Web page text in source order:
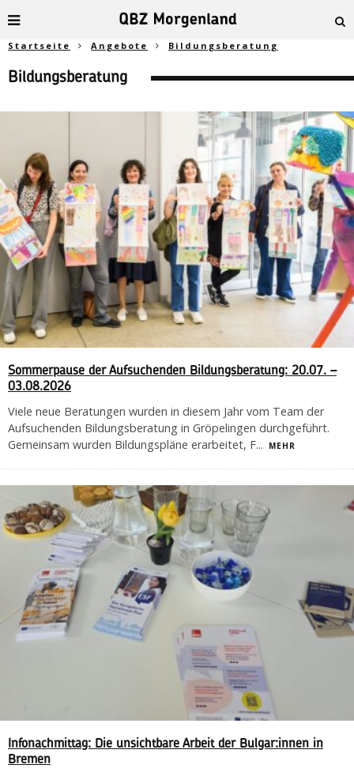
Startseite Angebote Bildungsberatung
Bildungsberatung
Sommerpause der Aufsuchenden Bildungsberatung: 20.07. –
03.08.2026
Viele neue Beratungen wurden in diesem Jahr vom Team der
Aufsuchenden Bildungsberatung in Gröpelingen durchgeführt.
Gemeinsam wurden Bildungspläne erarbeitet, F... MEHR
Infonachmittag: Die unsichtbare Arbeit der Bulgar:innen in
Bremen